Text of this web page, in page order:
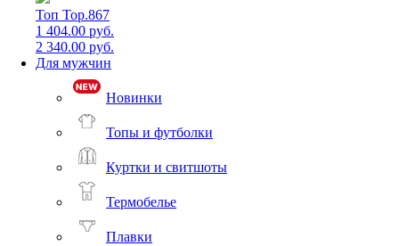
Топ Top.867
1 404.00 руб.
2 340.00 руб.
Для мужчин
Новинки
Топы и футболки
Куртки и свитшоты
Термобелье
Плавки